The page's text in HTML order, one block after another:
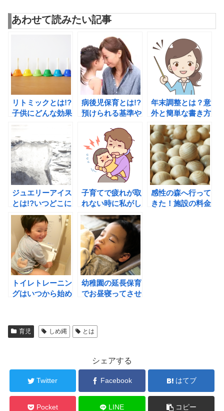
あわせて読みたい記事
リトミックとは!?
子供にどんな効果
があるの!?先生に
資格は必要!?
病後児保育とは!?
預けられる基準や
も教えて。
年末調整とは？意
外と簡単な書き方
や計算方法のポイ
ントは!?
ジュエリーアイス
とは!?いつどこに
いけば見れるの!?
子育てで疲れが取
れない時に私がし
ている究極の疲れ
の癒し方！
感性の森へ行って
きた！施設の料金
トイレトレーニン
グはいつから始め
幼稚園の延長保育
でお昼寝ってさせ
育児 しめ縄 とは
シェアする
Twitter Facebook はてブ
Pocket LINE コピー